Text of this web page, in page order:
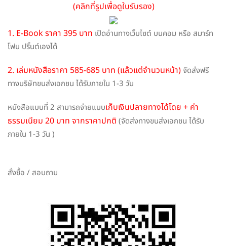
(คลิกที่รูปเพื่อดูใบรับรอง)
1. E-Book ราคา 395 บาท เปิดอ่านทางเว็บไซต์ บนคอม หรือ สมาร์ท
โฟน ปริ้นต์เองได้
2. เล่มหนังสือราคา 585-685 บาท (แล้วแต่จำนวนหน้า)จัดส่งฟรี
ทางบริษัทขนส่งเอกชน ได้รับภายใน 1-3 วัน
หนังสือแบบที่ 2 สามารถจ่ายแบบเก็บเงินปลายทางได้โดย + ค่า
ธรรมเนียม 20 บาท จากราคาปกติ (จัดส่งทางขนส่งเอกชน ได้รับ
ภายใน 1-3 วัน )
สั่งซื้อ / สอบถาม